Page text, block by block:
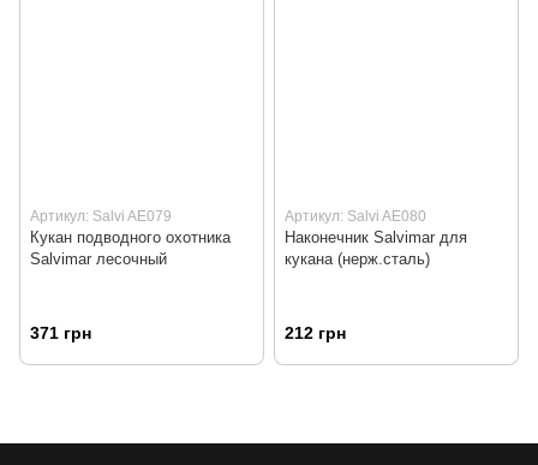
Артикул: Salvi AE079
Кукан подводного охотника
Salvimar лесочный
371 грн
Артикул: Salvi AE080
Наконечник Salvimar для
кукана (нерж.сталь)
212 грн